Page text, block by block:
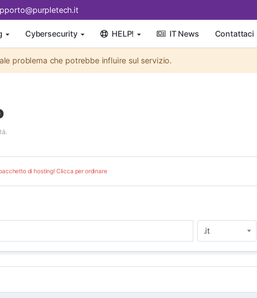
Cybersecurity HELP! IT News Contattaci
problema che potrebbe influire sul servizio.
di hosting! Clicca per ordinare
.it